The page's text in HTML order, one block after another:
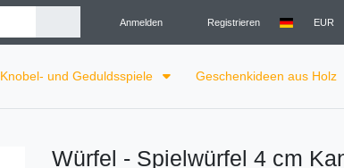
Anmelden Registrieren EUR
Knobel- und Geduldsspiele Geschenkideen aus Holz
Würfel - Spielwürfel 4 cm